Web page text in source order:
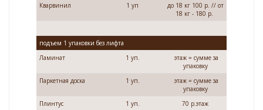
Кварвинил
1 уп
до 18 кг 100 р. // от
18 кг - 180 р.
подъем 1 упаковки без лифта
Ламинат
1 уп.
этаж = сумме за
упаковку
Паркетная доска
1 уп.
этаж = сумме за
упаковку
Плинтус
1 уп.
70 р.этаж